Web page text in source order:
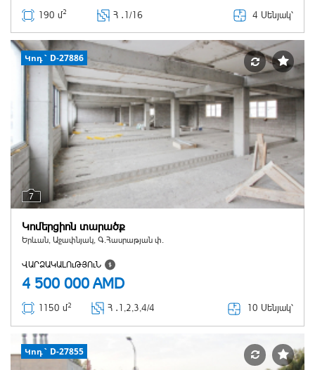
190 մ2 Հ ․ 1/16 4 Սենյակ՝
7
Կոդ` D-27886
Կոմերցիոն տարածք
Երևան, Աջափնյակ, Գ.Հասրաթյան փ.
ՎԱՐՁԱԿԱԼՈւԹՅՈւՆ
4 500 000 AMD
1150 մ2 Հ ․ 1,2,3,4/4 10 Սենյակ՝
Կոդ` D-27855